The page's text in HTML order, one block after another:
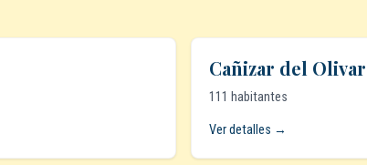
Cañizar del Olivar
111 habitantes
Ver detalles →